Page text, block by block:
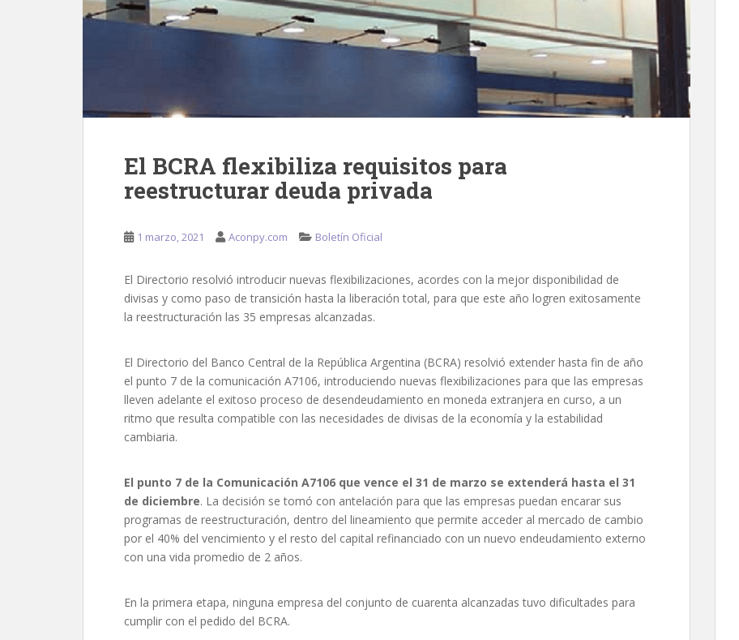
El BCRA flexibiliza requisitos para
reestructurar deuda privada
1 marzo, 2021 Aconpy.com Boletín Oficial
El Directorio resolvió introducir nuevas flexibilizaciones, acordes con la mejor disponibilidad de
divisas y como paso de transición hasta la liberación total, para que este año logren exitosamente
la reestructuración las 35 empresas alcanzadas.
El Directorio del Banco Central de la República Argentina (BCRA) resolvió extender hasta fin de año
el punto 7 de la comunicación A7106, introduciendo nuevas flexibilizaciones para que las empresas
lleven adelante el exitoso proceso de desendeudamiento en moneda extranjera en curso, a un
ritmo que resulta compatible con las necesidades de divisas de la economía y la estabilidad
cambiaria.
El punto 7 de la Comunicación A7106 que vence el 31 de marzo se extenderá hasta el 31
de diciembre. La decisión se tomó con antelación para que las empresas puedan encarar sus
programas de reestructuración, dentro del lineamiento que permite acceder al mercado de cambio
por el 40% del vencimiento y el resto del capital refinanciado con un nuevo endeudamiento externo
con una vida promedio de 2 años.
En la primera etapa, ninguna empresa del conjunto de cuarenta alcanzadas tuvo dificultades para
cumplir con el pedido del BCRA.